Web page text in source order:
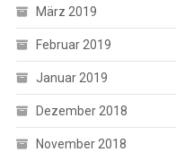
März 2019
Februar 2019
Januar 2019
Dezember 2018
November 2018